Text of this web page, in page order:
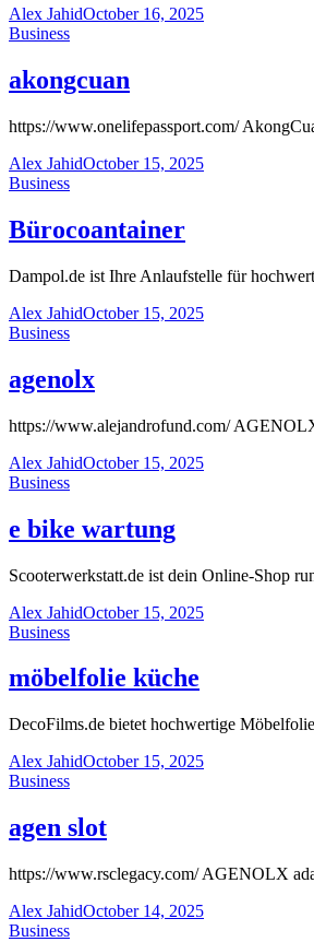
Alex JahidOctober 16, 2025
Business
akongcuan
https://www.onelifepassport.com/
Alex JahidOctober 15, 2025
Business
Bürocoantainer
Dampol.de ist Ihre Anlaufstelle für
Alex JahidOctober 15, 2025
Business
agenolx
https://www.alejandrofund.com/
Alex JahidOctober 15, 2025
Business
e bike wartung
Scooterwerkstatt.de ist dein Online-Shop
Alex JahidOctober 15, 2025
Business
möbelfolie küche
DecoFilms.de bietet hochwertige
Alex JahidOctober 15, 2025
Business
agen slot
https://www.rsclegacy.com/ AGENOLX
Alex JahidOctober 14, 2025
Business